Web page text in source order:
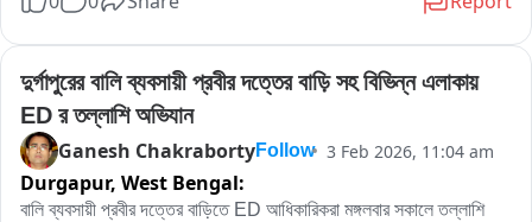
মন্তব্য করতে চাননি।সূত্রের খবর কয়লা পাচারের তদন্তের গতি আনতে ইডি পুলিশ
দুর্গাপুরের বালি ব্যবসায়ী প্রবীর দত্তের বাড়ি সহ বিভিন্ন এলাকায়
ED র তল্লাশি অভিযান
Ganesh ChakrabortyFollow 3 Feb 2026, 11:04 am
Durgapur, West Bengal:
বালি ব্যবসায়ী প্রবীর দত্তের বাড়িতে ED আধিকারিকরা মঙ্গলবার সকালে তল্লাশি